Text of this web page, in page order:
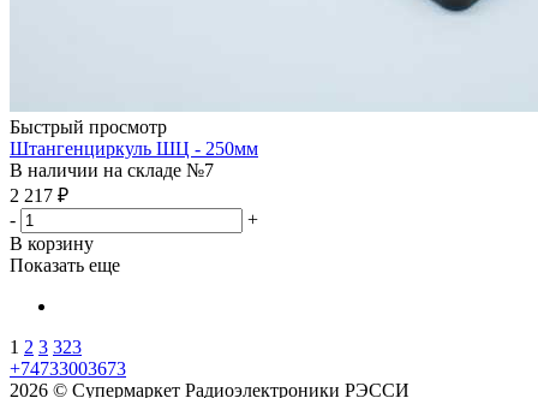
Быстрый просмотр
Штангенциркуль ШЦ - 250мм
В наличии на складе №7
2 217 ₽
-
+
В корзину
Показать еще
1 2 3 323
+74733003673
2026 © Супермаркет Радиоэлектроники РЭССИ